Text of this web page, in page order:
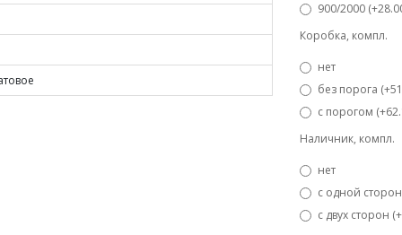
900/2000
Коробка, компл.
нет
без порога
с порогом
Наличник, компл.
нет
с одной
с двух сторон